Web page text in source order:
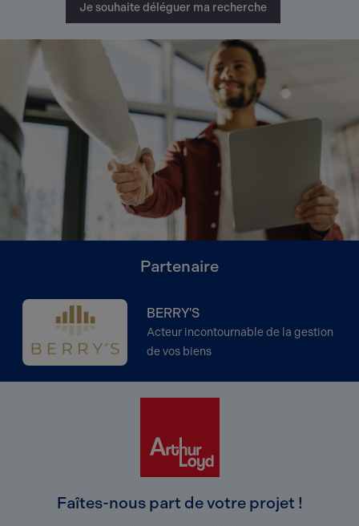
Je souhaite déléguer ma recherche
Partenaire
BERRY'S
Acteur incontournable de la gestion
de vos biens
Faîtes-nous part de votre projet !